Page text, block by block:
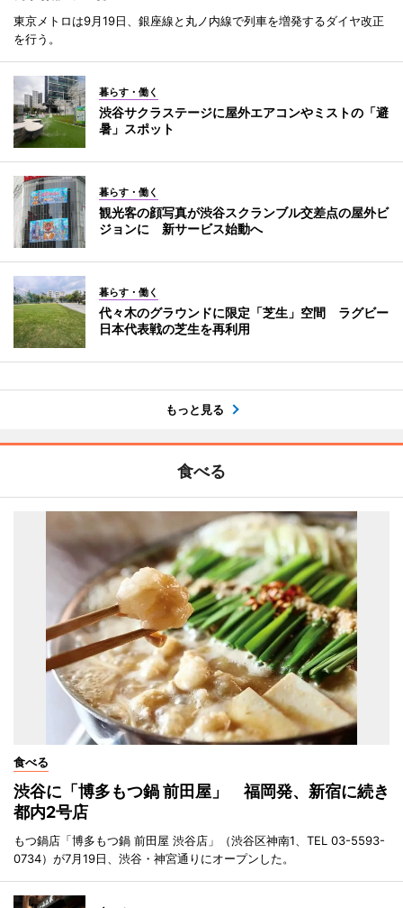
東京メトロは9月19日、銀座線と丸ノ内線で列車を増発するダイヤ改正
を行う。
暮らす・働く
渋谷サクラステージに屋外エアコンやミストの「避
暑」スポット
暮らす・働く
観光客の顔写真が渋谷スクランブル交差点の屋外ビ
ジョンに 新サービス始動へ
暮らす・働く
代々木のグラウンドに限定「芝生」空間 ラグビー
日本代表戦の芝生を再利用
もっと見る
食べる
食べる
渋谷に「博多もつ鍋 前田屋」 福岡発、新宿に続き
都内2号店
もつ鍋店「博多もつ鍋 前田屋 渋谷店」（渋谷区神南1、TEL 03-5593-
0734）が7月19日、渋谷・神宮通りにオープンした。